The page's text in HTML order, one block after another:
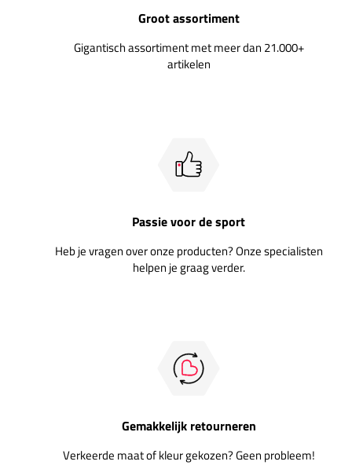
Groot assortiment
Gigantisch assortiment met meer dan 21.000+
artikelen
Passie voor de sport
Heb je vragen over onze producten? Onze specialisten
helpen je graag verder.
Gemakkelijk retourneren
Verkeerde maat of kleur gekozen? Geen probleem!